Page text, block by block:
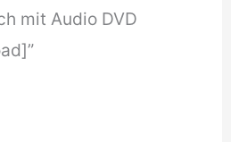
mit Audio DVD